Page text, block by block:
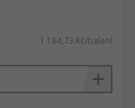
1 184,73 Kč/balení